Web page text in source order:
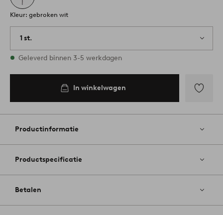
Kleur: gebroken wit
1 st.
Op voorraad
Geleverd binnen 3-5 werkdagen
In winkelwagen
aan
Productinformatie
Productspecificatie
Betalen